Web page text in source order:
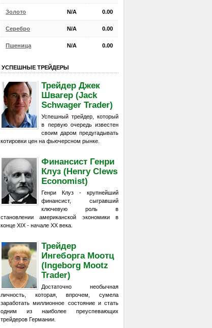
Золото N/A 0.00
Серебро N/A 0.00
Пшеница N/A 0.00
УСПЕШНЫЕ ТРЕЙДЕРЫ
Трейдер Джек
Швагер (Jack
Schwager Trader)
Успешный трейдер, который
в первую очередь известен
своим даром предугадывать
котировки цен на фьючерсном рынке.
Финансист Генри
Клуз (Henry Clews
Economist)
Генри Клуз - крупнейший
финансист, сыгравший
ключевую роль в
становлении американской экономики в
конце XIX - начале XX века.
Трейдер
Ингеборга Моотц
(Ingeborg Mootz
Trader)
Достаточно необычная
личность, которая, впрочем, сумела
заработать миллионное состояние и стать
одним из наиболее преуспевающих
трейдеров Германии.